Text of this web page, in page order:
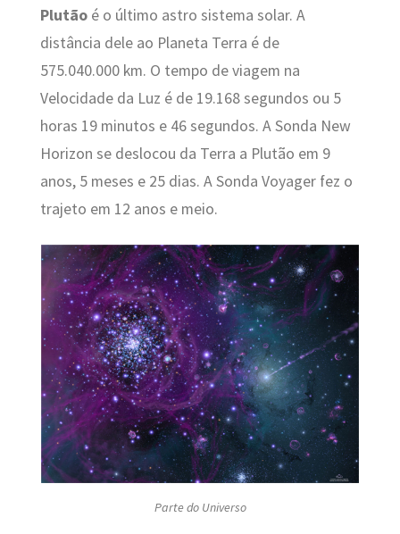
Plutãoé o último astro sistema solar. A
distância dele ao Planeta Terra é de
575.040.000 km. O tempo de viagem na
Velocidade da Luz é de 19.168 segundos ou 5
horas 19 minutos e 46 segundos. A Sonda New
Horizon se deslocou da Terra a Plutão em 9
anos, 5 meses e 25 dias. A Sonda Voyager fez o
trajeto em 12 anos e meio.
Parte do Universo